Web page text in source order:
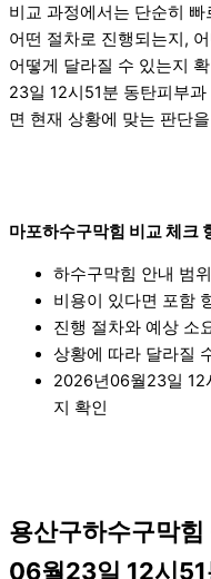
비교 과정에서는 단순히
어떤 절차로 진행되는지,
어떻게 달라질 수 있는지
23일 12시51분 동탄피부
면 현재 상황에 맞는 판단
마포하수구막힘 비교 체
하수구막힘 안내 범
비용이 있다면 포함
진행 절차와 예상 소
상황에 따라 달라질
2026년06월23일 12
지 확인
용산구하수구막
06월23일 12시51